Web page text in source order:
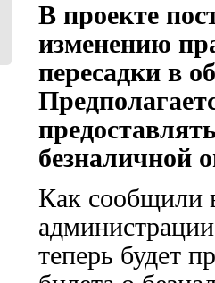
В проекте
изменению
пересадки в
безналичной
Как сообщили
теперь будет